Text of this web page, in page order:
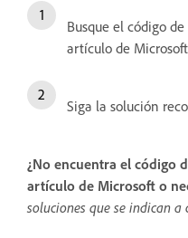
Busque el código
artículo de Microsoft
Siga la solución
¿No encuentra el código
artículo de Microsoft o
soluciones que se indican a